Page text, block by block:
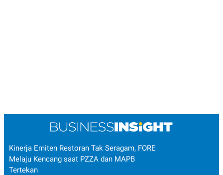
Kinerja Emiten Restoran Tak Seragam, FORE
Melaju Kencang saat PZZA dan MAPB
Tertekan